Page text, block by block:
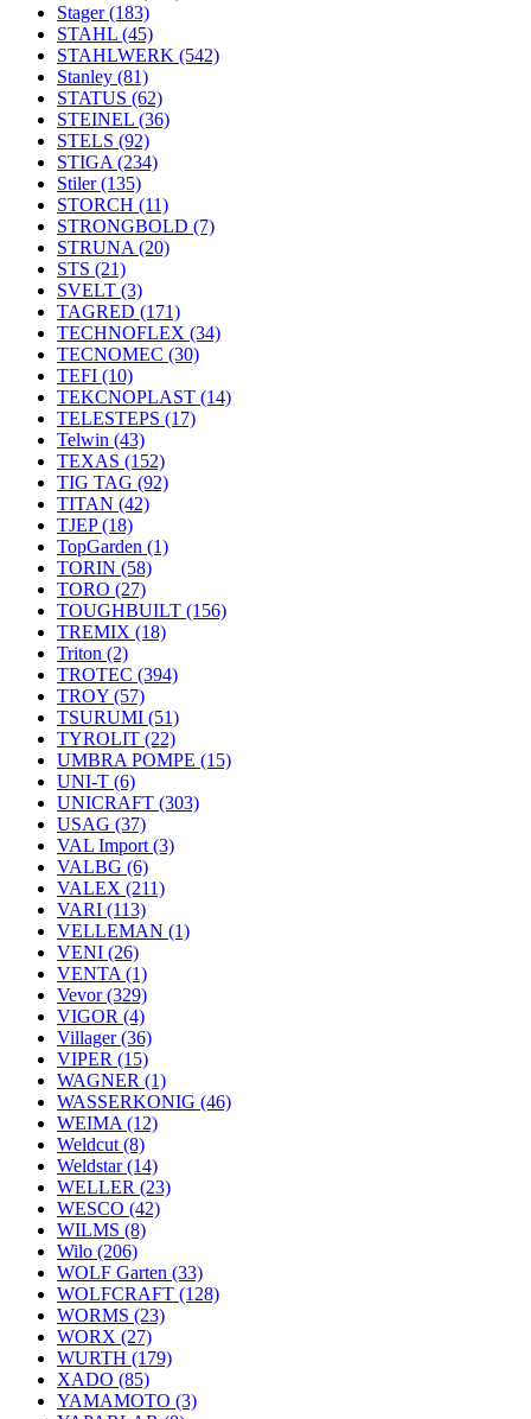
Stager(183)
STAHL (45)
STAHLWERK (542)
Stanley (81)
STATUS (62)
STEINEL (36)
STELS (92)
STIGA (234)
Stiler(135)
STORCH (11)
STRONGBOLD (7)
STRUNA (20)
STS (21)
SVELT (3)
TAGRED (171)
TECHNOFLEX (34)
TECNOMEC (30)
TEFI (10)
TEKCNOPLAST (14)
TELESTEPS (17)
Telwin (43)
TEXAS (152)
TIG TAG (92)
TITAN (42)
TJEP(18)
TopGarden (1)
TORIN (58)
TORO (27)
TOUGHBUILT (156)
TREMIX (18)
Triton (2)
TROTEC (394)
TROY (57)
TSURUMI (51)
TYROLIT (22)
UMBRA POMPE (15)
UNI-T (6)
UNICRAFT (303)
USAG (37)
VAL Import (3)
VALBG (6)
VALEX (211)
VARI (113)
VELLEMAN (1)
VENI (26)
VENTA (1)
Vevor(329)
VIGOR (4)
Villager(36)
VIPER (15)
WAGNER (1)
WASSERKONIG (46)
WEIMA (12)
Weldcut (8)
Weldstar(14)
WELLER (23)
WESCO (42)
WILMS (8)
Wilo (206)
WOLF Garten (33)
WOLFCRAFT (128)
WORMS (23)
WORX (27)
WURTH (179)
XADO (85)
YAMAMOTO (3)